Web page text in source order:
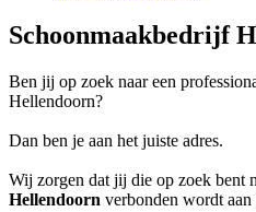
Schoonmaakbedrijf
Ben jij op zoek naar een
Hellendoorn?
Dan ben je aan het juiste adres.
Wij zorgen dat jij die op zoek bent
Hellendoorn verbonden wordt